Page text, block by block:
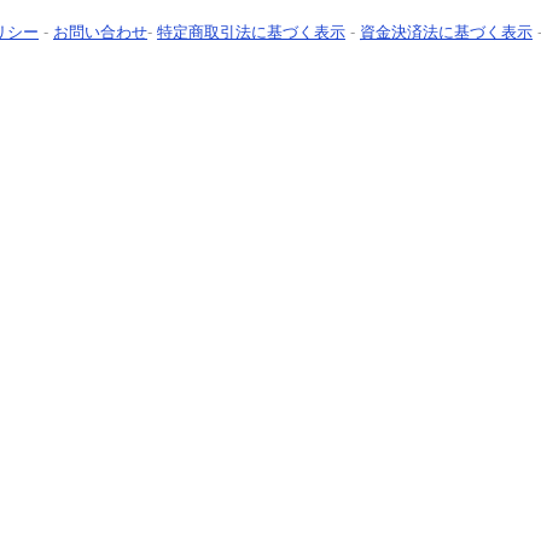
シー - お問い合わせ- 特定商取引法に基づく表示 - 資金決済法に基づく表示 -